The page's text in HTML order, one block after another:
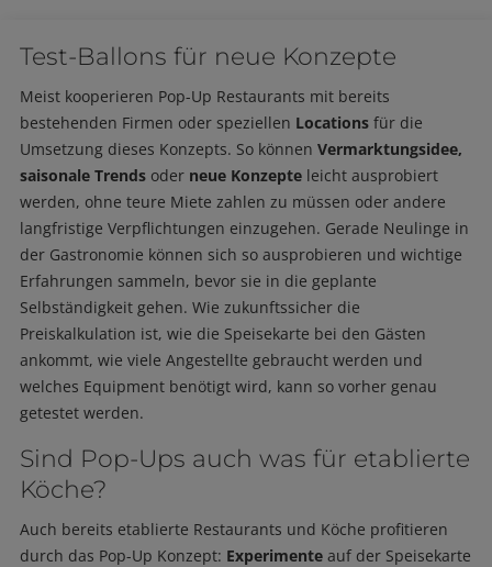
Test-Ballons für neue Konzepte
Meist kooperieren Pop-Up Restaurants mit bereits
bestehenden Firmen oder speziellen Locations für die
Umsetzung dieses Konzepts. So können Vermarktungsidee,
saisonale Trendsoder neue Konzepteleicht ausprobiert
werden, ohne teure Miete zahlen zu müssen oder andere
langfristige Verpflichtungen einzugehen. Gerade Neulinge in
der Gastronomie können sich so ausprobieren und wichtige
Erfahrungen sammeln, bevor sie in die geplante
Selbständigkeit gehen. Wie zukunftssicher die
Preiskalkulation ist, wie die Speisekarte bei den Gästen
ankommt, wie viele Angestellte gebraucht werden und
welches Equipment benötigt wird, kann so vorher genau
getestet werden.
Sind Pop-Ups auch was für etablierte
Köche?
Auch bereits etablierte Restaurants und Köche profitieren
durch das Pop-Up Konzept: Experimente auf der Speisekarte